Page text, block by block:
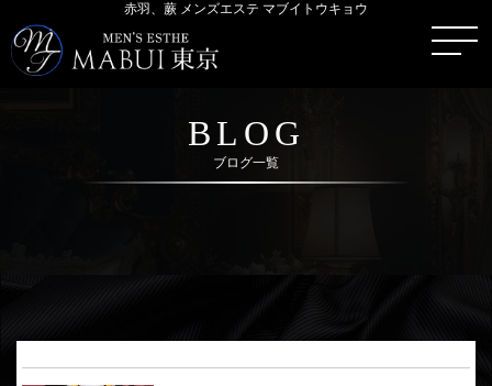
赤羽、蕨 メンズエステ マブイトウキョウ
BLOG
ブログ一覧